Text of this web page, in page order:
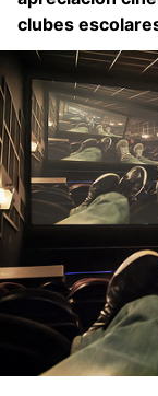
clubes